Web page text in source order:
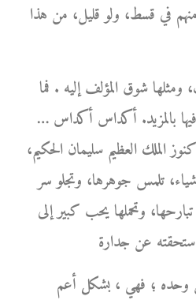
في قسط، ولو قليل، من هذا
شوق المؤلف إليه . فما
بالمزيد. أكداس أكداس …
الملك العظيم سليمان الحكيم،
تلمس جوهرها، وتجلو سر
وتحملها يحب كبير إلى
وحده ؛ فهي ، بشكل أعم